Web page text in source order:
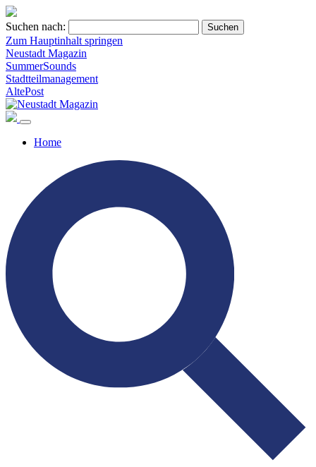
Suchen nach:
Zum Hauptinhalt springen
Neustadt Magazin
SummerSounds
Stadtteilmanagement
AltePost
Home